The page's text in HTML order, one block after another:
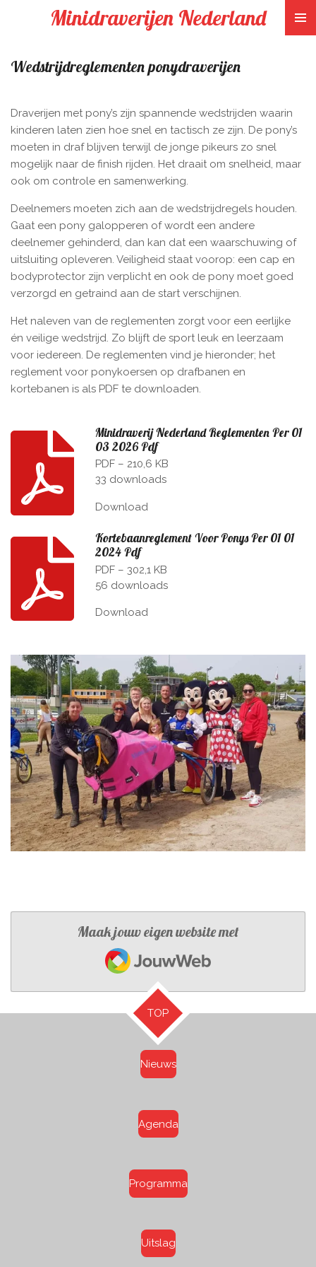
de
Minidraverijen Nederland
Wedstrijdreglementen ponydraverijen
Draverijen met pony’s zijn spannende wedstrijden waarin
kinderen laten zien hoe snel en tactisch ze zijn. De pony’s
moeten in draf blijven terwijl de jonge pikeurs zo snel
mogelijk naar de finish rijden. Het draait om snelheid, maar
ook om controle en samenwerking.
Deelnemers moeten zich aan de wedstrijdregels houden.
Gaat een pony galopperen of wordt een andere
deelnemer gehinderd, dan kan dat een waarschuwing of
uitsluiting opleveren. Veiligheid staat voorop: een cap en
bodyprotector zijn verplicht en ook de pony moet goed
verzorgd en getraind aan de start verschijnen.
Het naleven van de reglementen zorgt voor een eerlijke
én veilige wedstrijd. Zo blijft de sport leuk en leerzaam
voor iedereen. De reglementen vind je hieronder; het
reglement voor ponykoersen op drafbanen en
kortebanen is als PDF te downloaden.
Minidraverij Nederland Reglementen Per 01
03 2026 Pdf
PDF – 210,6 KB
33 downloads
Download
Kortebaanreglement Voor Ponys Per 01 01
2024 Pdf
PDF – 302,1 KB
56 downloads
Download
Maak jouw eigen website met
JouwWeb
TOP
Nieuws
Agenda
Programma
Uitslag